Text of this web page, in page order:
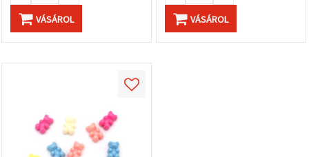
VÁSÁROL VÁSÁROL